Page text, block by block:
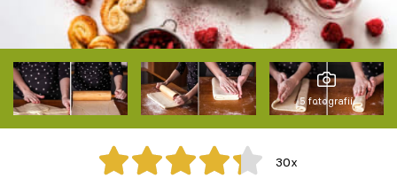
Škola vaření
Recepty z TV
Speciál: Cuketa
Těhotnej kuchař
5 fotografií
30x